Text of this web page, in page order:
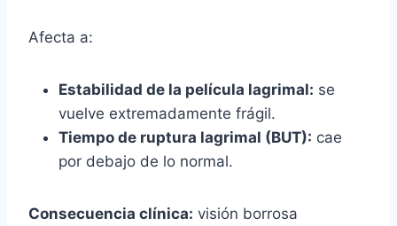
Afecta a:
Estabilidad de la película lagrimal: se
vuelve extremadamente frágil.
Tiempo de ruptura lagrimal (BUT): cae
por debajo de lo normal.
Consecuencia clínica: visión borrosa